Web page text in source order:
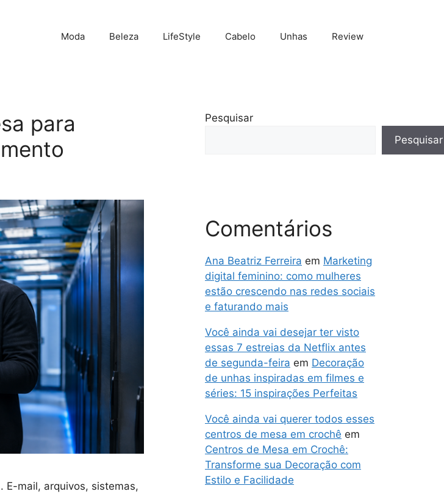
Moda Beleza LifeStyle Cabelo Unhas Review
para
E-mail, arquivos, sistemas,
Pesquisar
Pesquisar
Comentários
Ana Beatriz Ferreira em Marketing
digital feminino: como mulheres
estão crescendo nas redes sociais
e faturando mais
Você ainda vai desejar ter visto
essas 7 estreias da Netflix antes
de segunda-feira em Decoração
de unhas inspiradas em filmes e
séries: 15 inspirações Perfeitas
Você ainda vai querer todos esses
centros de mesa em crochê em
Centros de Mesa em Crochê:
Transforme sua Decoração com
Estilo e Facilidade